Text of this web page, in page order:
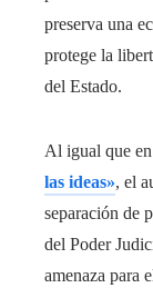
preserva una
protege la
del Estado.
Al igual que
las ideas», el
separación de
del Poder
amenaza para